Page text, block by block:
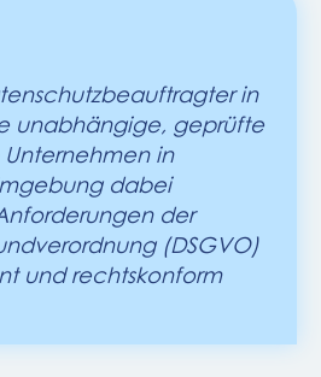
in
unabhängige, geprüfte
in
dabei
der
(DSGVO)
und rechtskonform